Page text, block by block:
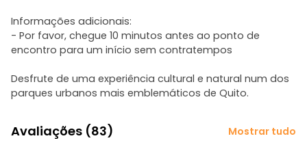
Informações adicionais:
- Por favor, chegue 10 minutos antes ao ponto de
encontro para um início sem contratempos
Desfrute de uma experiência cultural e natural num dos
parques urbanos mais emblemáticos de Quito.
Avaliações (83) Mostrar tudo